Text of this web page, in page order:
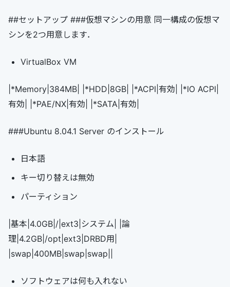
##セットアップ ###仮想マシンの用意 同一構成の仮想マ
シンを2つ用意します．
VirtualBox VM
|*Memory|384MB| |*HDD|8GB| |*ACPI|有効| |*IO ACPI|
有効| |*PAE/NX|有効| |*SATA|有効|
###Ubuntu 8.04.1 Server のインストール
日本語
キー切り替えは無効
パーティション
|基本|4.0GB|/|ext3|システム| |論
理|4.2GB|/opt|ext3|DRBD用|
|swap|400MB|swap|swap||
ソフトウェアは何も入れない